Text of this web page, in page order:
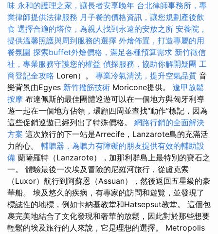
味 永和的護理之家，讓長者安享晚年 台北律師事務所，專
業律師提供法律服務 月子餐的價格資訊，讓您規劃產後飲
食 選擇合適的塔位，為親人找到永遠的安放之所 安養院，
提供溫馨照護與周到服務的選擇 外燴佈置，打造專屬的用
餐氛圍 探索buffet外燴價格，滿足各種預算需求 新竹徵信
社，專業服務守護您的權益 偵探服務，協助你解開疑團 工
商登記全攻略 Loren）。 專業冷氣清洗，提升空氣品質 音
樂背景由Egyes 新竹撥筋技術 Moricone提供。 逢甲放鬆
按摩 布達佩斯的最佳團體巡遊可以在一個地方與匈牙利導
遊一起在一個地方佔領，環顧四周並查找“動作”標記，因為
這些促銷巡遊已經列出了特殊價格。 網路行銷的全面解決
方案 這次旅行的下一站是Arrecife，Lanzarote島的充滿活
力的心。 輔聽器，為聽力有障礙的朋友提供有效的輔助設
備 蘭薩羅特（Lanzarote），加那利群島上最特別的寶石之
一。 體驗最後一次埃及冒險的尼羅河旅行，從盧克索
（Luxor）航行到阿蘇恩（Assuan），然後返回五星級的豪
華船。 埃及悠久的疾病，有專家的訪問和遊覽，並發現了
標誌性的地標，例如卡納基教堂和Hatsepsut教堂。 這個包
裹完美地結合了文化發現和奢華的放鬆，因此對於那些想要
輕鬆的埃及旅行的人來說，它是理想的選擇。 Metropolis